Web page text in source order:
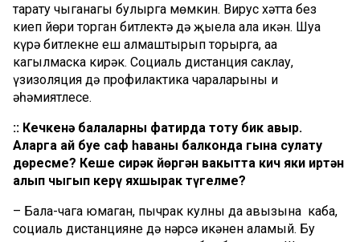
тарату чыганагы булырга мөмкин. Вирус хәтта без
киеп йөри торган битлектә дә җыела ала икән. Шуңа
күрә битлекне еш алмаштырып торырга, аңа
кагылмаска кирәк. Социаль дистанция саклау,
үзизоляция дә профилактика чараларының иң
әһәмиятлесе.
:: Кечкенә балаларны фатирда тоту бик авыр.
Аларга ай буе саф һаваны балконда гына сулату
дөресме? Кеше сирәк йөргән вакытта кич яки иртән
алып чыгып керү яхшырак түгелме?
– Бала-чага юмаган, пычрак кулны да авызына каба,
социаль дистанциянең дә нәрсә икәнен аңламый. Бу